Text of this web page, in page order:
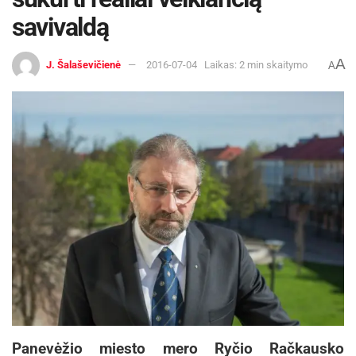
savivaldą
J. Šalaševičienė 2016-07-04 Laikas: 2 min skaitymo AA
Panevėžio miesto mero Ryčio Račkausko